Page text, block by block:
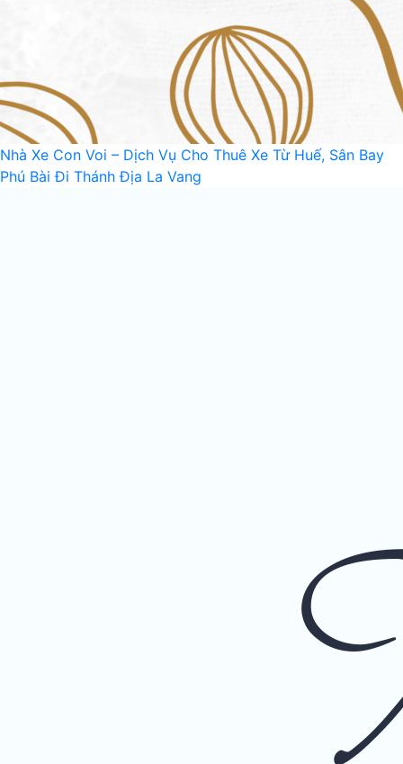
Nhà Xe Con Voi – Dịch Vụ Cho Thuê Xe Từ Huế, Sân Bay
Phú Bài Đi Thánh Địa La Vang